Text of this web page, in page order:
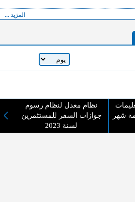
المزيد ...
شهر
نظام معدل لنظام رسوم
جوازات السفر للمستثمرين
لسنة 2023
شريط ذكر المصدر ( المدينة نيوز ) - الآراء والتعليقات
تعبر عن رأي أصحابها فقط